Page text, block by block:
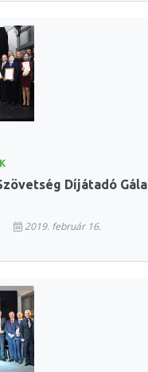
Díjátadó
2019. február 16.